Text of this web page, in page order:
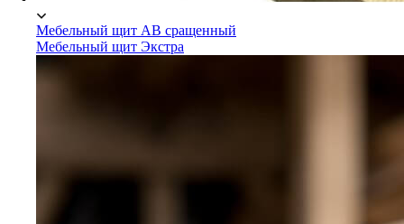
Мебельный щит АВ сращенный
Мебельный щит Экстра